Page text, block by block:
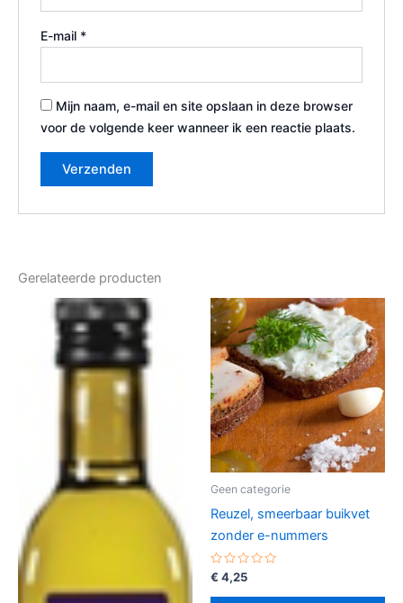
E-mail *
Mijn naam, e-mail en site opslaan in deze browser
voor de volgende keer wanneer ik een reactie plaats.
Gerelateerde producten
Geen categorie
Reuzel, smeerbaar buikvet
zonder e-nummers
Gewaardeerd
0
uit
€ 4,25